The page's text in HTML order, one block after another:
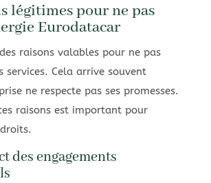
légitimes pour ne pas
Eurodatacar
raisons valables pour ne pas
services. Cela arrive souvent
ne respecte pas ses promesses.
raisons est important pour
des engagements